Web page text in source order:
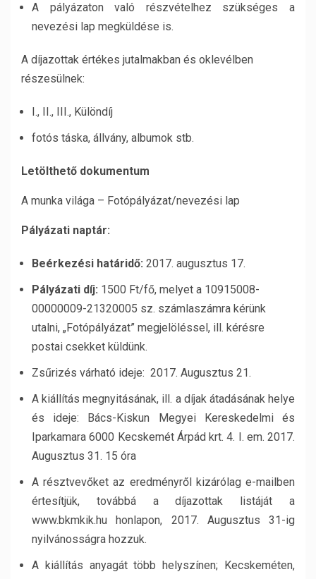
A pályázaton való részvételhez szükséges a
nevezési lap megküldése is.
A díjazottak értékes jutalmakban és oklevélben
részesülnek:
I., II., III., Különdíj
fotós táska, állvány, albumok stb.
Letölthető dokumentum
A munka világa – Fotópályázat/nevezési lap
Pályázati naptár:
Beérkezési határidő: 2017. augusztus 17.
Pályázati díj: 1500 Ft/fő, melyet a 10915008-
00000009-21320005 sz. számlaszámra kérünk
utalni, „Fotópályázat” megjelöléssel, ill. kérésre
postai csekket küldünk.
Zsűrizés várható ideje: 2017. Augusztus 21.
A kiállítás megnyitásának, ill. a díjak átadásának helye
és ideje: Bács-Kiskun Megyei Kereskedelmi és
Iparkamara 6000 Kecskemét Árpád krt. 4. I. em. 2017.
Augusztus 31. 15 óra
A résztvevőket az eredményről kizárólag e-mailben
értesítjük, továbbá a díjazottak listáját a
www.bkmkik.hu honlapon, 2017. Augusztus 31-ig
nyilvánosságra hozzuk.
A kiállítás anyagát több helyszínen; Kecskeméten,